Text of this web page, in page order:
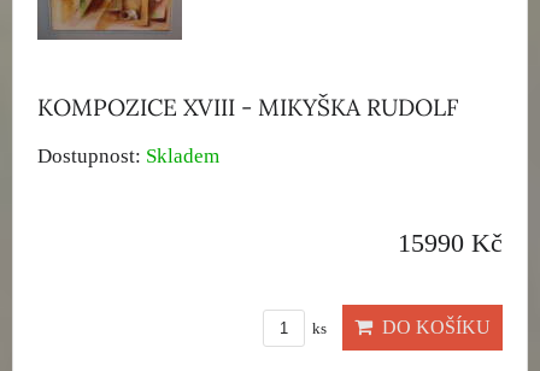
KOMPOZICE XVIII - MIKYŠKA RUDOLF
Dostupnost: Skladem
15990 Kč
ks DO KOŠÍKU